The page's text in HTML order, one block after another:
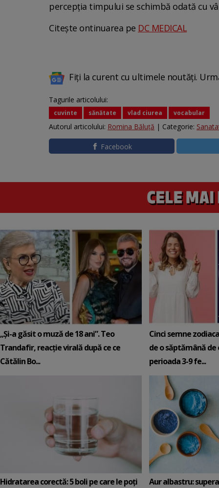
percepția timpului se schimbă odată cu
Citește ontinuarea pe DC MEDICAL
Fiți la curent cu ultimele noutăți.
Tagurile articolului:
cuvinte sănătate vlad ciurea vocabular
Autorul articolului: Romina Băluță | Categorie:
Facebook
„Și-a găsit o muză de 18 ani”. Teo
Trandafir, reacție virală după ce ce
Cătălin Bo...
Cinci semne
de o săptămână de
perioada 3-9 fe...
Hidratarea corectă: 5 boli pe care le poți
Aur albastru: